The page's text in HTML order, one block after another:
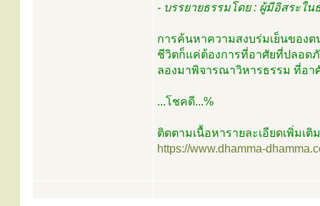
- บรรยายธรรมโดย : ผู้มีอิสระใน
การค้นหาความสงบร่มเย็นของ
ชีวิตก็แค่ต้องการที่อาศัยที่ปลอดภั
ลองมาพิจารณาวิหารธรรม ที่อา
...โชคดี...%
ติดตามเนื้อหารายละเอียดเพิ่มเติ
https://www.dhamma-